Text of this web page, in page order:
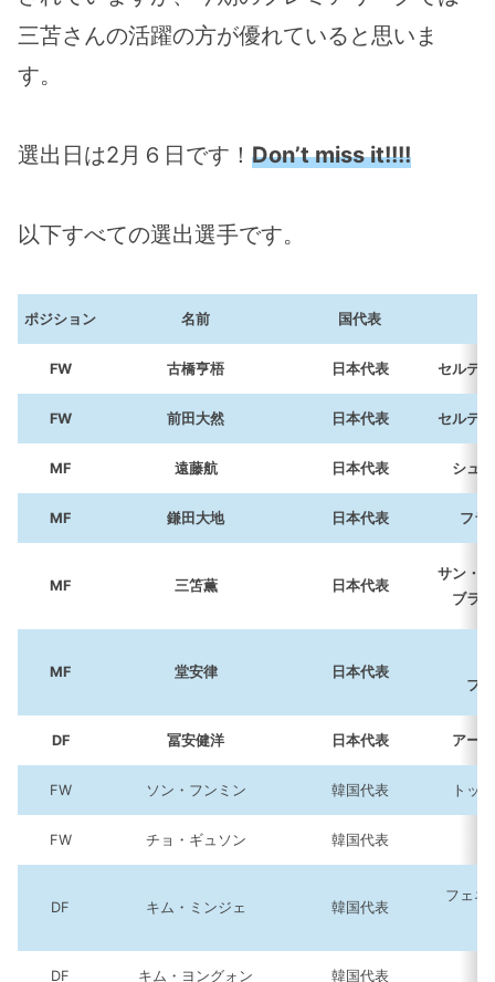
三苫さんの活躍の方が優れていると思いま
す。
選出日は2月６日です！ Don’t miss it!!!!
以下すべての選出選手です。
ポジション 名前 国代表
FW 古橋亨梧 日本代表 セルテ
FW 前田大然 日本代表 セルテ
MF 遠藤航 日本代表 シュ
MF 鎌田大地 日本代表 フラ
MF 三笘薫 日本代表
サン・
ブラ
MF 堂安律 日本代表
フ
DF 冨安健洋 日本代表 アー
FW ソン・フンミン 韓国代表 トッ
FW チョ・ギュソン 韓国代表
DF キム・ミンジェ 韓国代表
フェネ
DF キム・ヨングォン 韓国代表